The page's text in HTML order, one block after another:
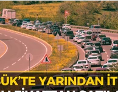
Haber Arşivi